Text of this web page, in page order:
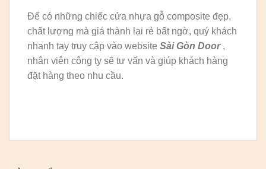
Để có những chiếc cửa nhựa gỗ composite đẹp,
chất lượng mà giá thành lại rẻ bất ngờ, quý khách
nhanh tay truy cập vào website Sài Gòn Door,
nhân viên công ty sẽ tư vấn và giúp khách hàng
đặt hàng theo nhu cầu.